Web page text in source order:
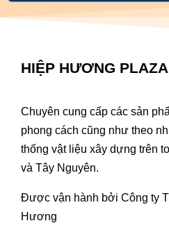
HIỆP HƯƠNG PLAZA
Chuyên cung cấp các sản
phong cách cũng như theo
thống vật liệu xây dựng trên
và Tây Nguyên.
Được vận hành bởi Công ty
Hương